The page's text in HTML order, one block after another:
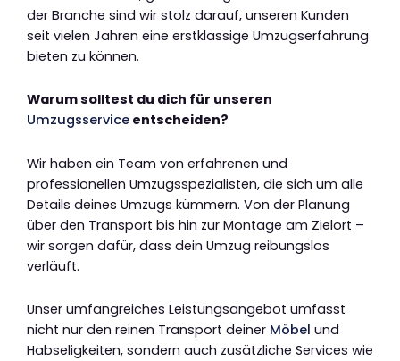
der Branche sind wir stolz darauf, unseren Kunden
seit vielen Jahren eine erstklassige Umzugserfahrung
bieten zu können.
Warum solltest du dich für unseren
Umzugsservice entscheiden?
Wir haben ein Team von erfahrenen und
professionellen Umzugsspezialisten, die sich um alle
Details deines Umzugs kümmern. Von der Planung
über den Transport bis hin zur Montage am Zielort –
wir sorgen dafür, dass dein Umzug reibungslos
verläuft.
Unser umfangreiches Leistungsangebot umfasst
nicht nur den reinen Transport deiner Möbel und
Habseligkeiten, sondern auch zusätzliche Services wie